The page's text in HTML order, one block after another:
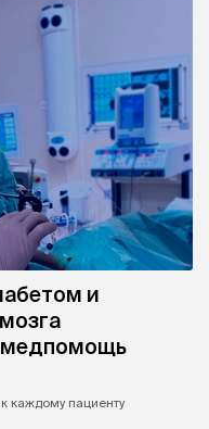
и
медпомощь
каждому пациенту